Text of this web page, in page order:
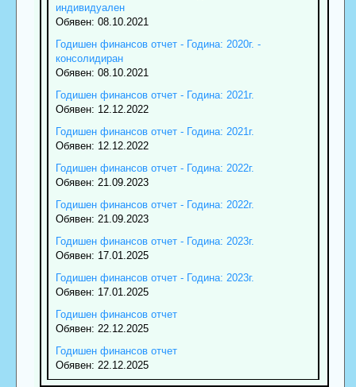
индивидуален
Обявен: 08.10.2021
Годишен финансов отчет - Година: 2020г. -
консолидиран
Обявен: 08.10.2021
Годишен финансов отчет - Година: 2021г.
Обявен: 12.12.2022
Годишен финансов отчет - Година: 2021г.
Обявен: 12.12.2022
Годишен финансов отчет - Година: 2022г.
Обявен: 21.09.2023
Годишен финансов отчет - Година: 2022г.
Обявен: 21.09.2023
Годишен финансов отчет - Година: 2023г.
Обявен: 17.01.2025
Годишен финансов отчет - Година: 2023г.
Обявен: 17.01.2025
Годишен финансов отчет
Обявен: 22.12.2025
Годишен финансов отчет
Обявен: 22.12.2025